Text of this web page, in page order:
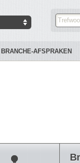
BRANCHE-AFSPRAKEN